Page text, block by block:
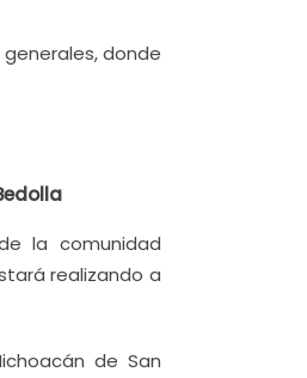
donde
la comunidad
realizando a
de San